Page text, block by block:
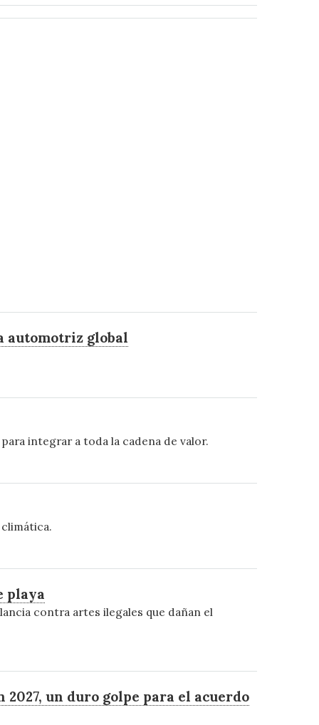
automotriz global
integrar a toda la cadena de valor.
playa
contra artes ilegales que dañan el
un duro golpe para el acuerdo